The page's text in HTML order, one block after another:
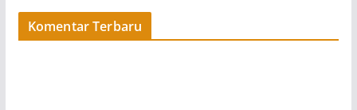
Komentar Terbaru